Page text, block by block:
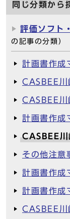
同じ分類から
評価ソフト
の記事の分類）
計画書作成
CASBEE川
CASBEE川
計画書作成
CASBEE
その他注意
計画書作成
計画書作成
CASBEE川